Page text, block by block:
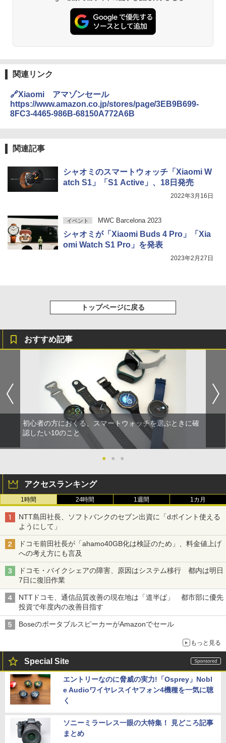
関連リンク
🔗Xiaomi アマゾンセール
https://www.amazon.co.jp/stores/page/3EB9B699-
8FC3-4465-986B-68150A772A6B
関連記事
シャオミのスマートウォッチ「Xiaomi W
atch S1」「S1 Active」、18日発売
2022年3月16日
イベント MWC Barcelona 2023
シャオミが「Xiaomi Buds 4 Pro」「Xia
omi Watch S1 Pro」を発表
2023年2月27日
トップページに戻る
おすすめ記事
初心者の方におくる、スマートウォッチを選ぶときに確
認したい10のこと
● ● ●
アクセスランキング
1時間 24時間 1週間 1カ月
NTT島田社長、ソフトバンクのセブン出資に「dポイント使える
ようにして」
ドコモ前田社長が「ahamo40GB化は検証のため」、料金値上げ
への考え方にも言及
ドコモ・バイクシェアの障害、原因はシステム移行 都内は明日
7日に復旧作業
NTTドコモ、通信品質改善の現在地は「道半ば」 都市部に優先
投資で年度内の改善目指す
BoseのポータブルスピーカーがAmazonでセール
もっと見る
Special Site
エントリーなのに脅威の実力!「Osprey」Nobl
e Audioワイヤレスイヤフォン4機種を一気に聴
く
ソニーミラーレス一眼の大特集！ 見どころ記事
まとめ